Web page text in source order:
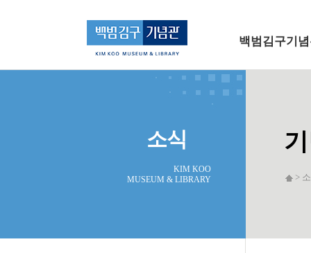
백범김구기
소식
KIM KOO
MUSEUM & LIBRARY
>